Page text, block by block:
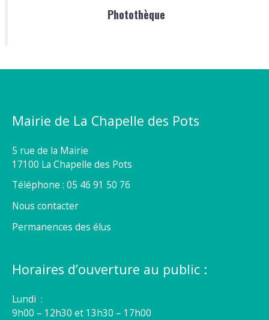
Photothèque
Mairie de La Chapelle des Pots
5 rue de la Mairie
17100 La Chapelle des Pots
Téléphone : 05 46 91 50 76
Nous contacter
Permanences des élus
Horaires d’ouverture au public :
Lundi :
9h00 – 12h30 et 13h30 – 17h00